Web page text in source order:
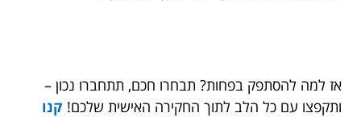
אז למה להסתפק בפחות? תבחרו חכם, תתחברו נכון –
ותקפצו עם כל הלב לתוך החקירה האישית שלכם! קנו